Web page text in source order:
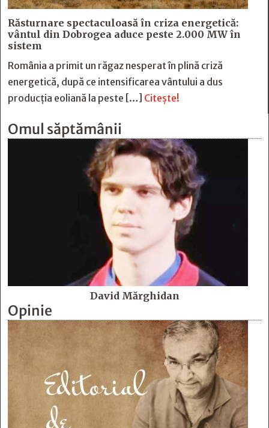
Răsturnare spectaculoasă în criza energetică:
vântul din Dobrogea aduce peste 2.000 MW în
sistem
România a primit un răgaz nesperat în plină criză
energetică, după ce intensificarea vântului a dus
producția eoliană la peste […] Citește!
Omul săptămânii
David Mărghidan
Opinie